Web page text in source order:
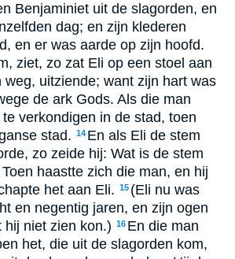
Benjaminiet uit de slagorden, en
dag; en zijn klederen
en er was aarde op zijn hoofd.
ziet, zo zat Eli op een stoel aan
weg, uitziende; want zijn hart was
de ark Gods. Als die man
verkondigen in de stad, toen
stad. 14 En als Eli de stem
zo zeide hij: Wat is de stem
haastte zich die man, en hij
het aan Eli. 15 (Eli nu was
en negentig jaren, en zijn ogen
hij niet zien kon.) 16 En die man
het, die uit de slagorden kom,